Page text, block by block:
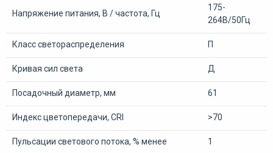
Напряжение питания, В / частота, Гц
175-
264В/50Гц
Класс светораспределения П
Кривая сил света Д
Посадочный диаметр, мм 61
Индекс цветопередачи, CRI >70
Пульсации светового потока, % менее 1